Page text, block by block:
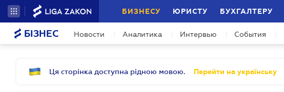
БИЗНЕСУ ЮРИСТУ БУХГАЛТЕРУ
БІЗНЕС Новости Аналитика Интервью События
Ця сторінка доступна рідною мовою. Перейти на українську